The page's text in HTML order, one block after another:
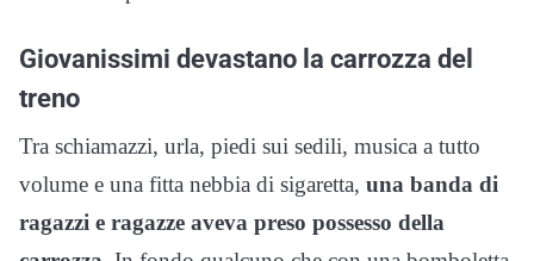
Giovanissimi devastano la carrozza del
treno
Tra schiamazzi, urla, piedi sui sedili, musica a tutto
volume e una fitta nebbia di sigaretta, una banda di
ragazzi e ragazze aveva preso possesso della